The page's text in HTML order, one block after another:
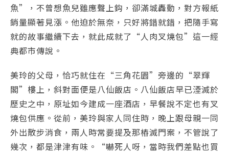
魚”，不曾想魚兒雖應聲上鈎，卻滿城轟動，對方報紙
銷量顯著見漲。他迫於無奈，只好將錯就錯，把隨手寫
就的故事繼續下去，就此成就了“人肉叉燒包”這一經
典都市傳說。
美玲的父母，恰巧就住在“三角花園”旁邊的“翠輝
閣”樓上，斜對面便是八仙飯店。八仙飯店早已湮滅於
歷史之中，原址如今建成一座酒店，早餐說不定也有叉
燒包供應。從前，美玲與家人同住時，晚上跟母親一同
外出散步消食，兩人時常要提及那樁滅門案，不管說了
幾次，都是津津有味。“嚇死人呀，當時我們差點也買